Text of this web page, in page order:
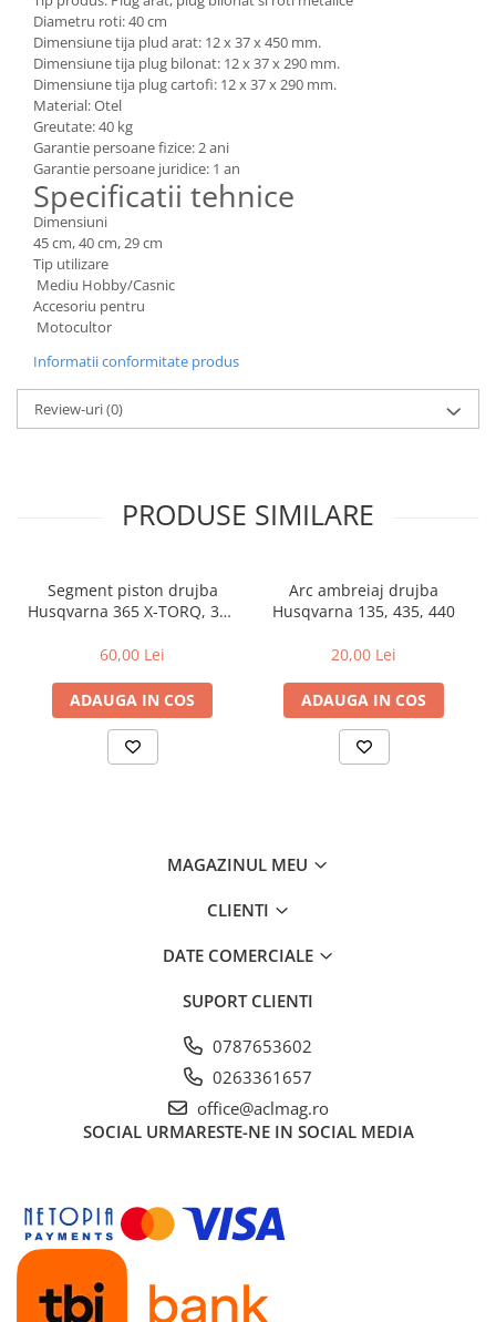
Capac ambreiaj
Capac cilindru
Carburatoare
Carcasa ambreiaj
Carcasa demaror
Carter/Sasiu
Curele
Filtru aer
Garnituri
Intrerupator
Rezervor carburant
Rulmenti
Tobe esapament
Volanta
Produse
Diametru roti: 40 cm
Dimensiune tija plud arat: 12 x 37 x 450 mm.
Dimensiune tija plug bilonat: 12 x 37 x 290 mm.
Dimensiune tija plug cartofi: 12 x 37 x 290 mm.
Material: Otel
Greutate: 40 kg
Garantie persoane fizice: 2 ani
Garantie persoane juridice: 1 an
Specificatii tehnice
Dimensiuni
45 cm, 40 cm, 29 cm
Tip utilizare
Mediu Hobby/Casnic
Accesoriu pentru
Motocultor
Informatii conformitate produs
Review-uri(0)
PRODUSE SIMILARE
Segment piston drujba
Husqvarna 365 X-TORQ, 372
60,00 Lei
ADAUGA IN COS
Arc ambreiaj drujba
Husqvarna 135, 435, 440
20,00 Lei
ADAUGA IN COS
MAGAZINUL MEU
CLIENTI
DATE COMERCIALE
SUPORT CLIENTI
0787653602
0263361657
office@aclmag.ro
SOCIAL URMARESTE-NE IN SOCIAL MEDIA